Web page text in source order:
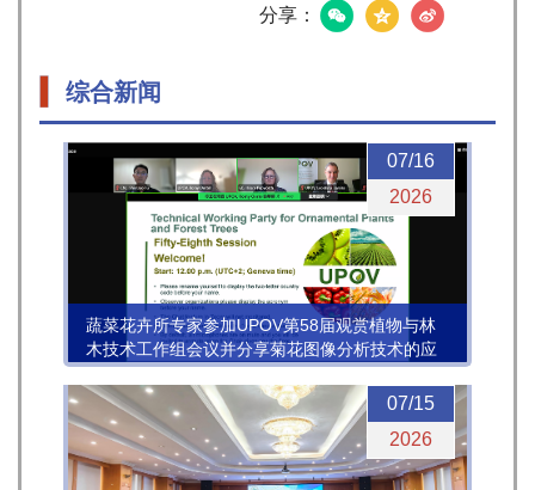
分享：
综合新闻
07/16
2026
蔬菜花卉所专家参加UPOV第58届观赏植物与林
木技术工作组会议并分享菊花图像分析技术的应
用进展
07/15
2026